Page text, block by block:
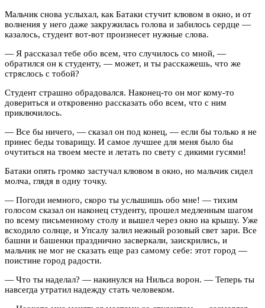
Мальчик снова услыхал, как Батаки стучит клювом в окно, и от
волнения у него даже закружилась голова и забилось сердце —
казалось, студент вот-вот произнесет нужные слова.
— Я рассказал тебе обо всем, что случилось со мной, —
обратился он к студенту, — может, и ты расскажешь, что же
стряслось с тобой?
Студент страшно обрадовался. Наконец-то он мог кому-то
довериться и откровенно рассказать обо всем, что с ним
приключилось.
— Все бы ничего, — сказал он под конец, — если бы только я не
принес беды товарищу. И самое лучшее для меня было бы
очутиться на твоем месте и летать по свету с дикими гусями!
Батаки опять громко застучал клювом в окно, но мальчик сидел
молча, глядя в одну точку.
— Погоди немного, скоро ты услышишь обо мне! — тихим
голосом сказал он наконец студенту, прошел медленным шагом
по всему письменному столу и вышел через окно на крышу. Уже
всходило солнце, и Упсалу залил нежный розовый свет зари. Все
башни и башенки празднично засверкали, заискрились, и
мальчик не мог не сказать еще раз самому себе: этот город —
поистине город радости.
— Что ты наделал? — накинулся на Нильса ворон. — Теперь ты
навсегда утратил надежду стать человеком.